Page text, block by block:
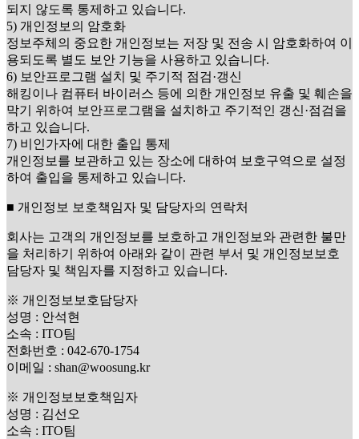
되지 않도록 통제하고 있습니다.
5) 개인정보의 암호화
정보주체의 중요한 개인정보는 저장 및 전송 시 암호화하여 이
용되도록 별도 보안 기능을 사용하고 있습니다.
6) 보안프로그램 설치 및 주기적 점검·갱신
해킹이나 컴퓨터 바이러스 등에 의한 개인정보 유출 및 훼손을
막기 위하여 보안프로그램을 설치하고 주기적인 갱신·점검을
하고 있습니다.
7) 비인가자에 대한 출입 통제
개인정보를 보관하고 있는 장소에 대하여 보호구역으로 설정
하여 출입을 통제하고 있습니다.
■ 개인정보 보호책임자 및 담당자의 연락처
회사는 고객의 개인정보를 보호하고 개인정보와 관련한 불만
을 처리하기 위하여 아래와 같이 관련 부서 및 개인정보보호
담당자 및 책임자를 지정하고 있습니다.
※ 개인정보보호담당자
성명 : 안석현
소속 : ITO팀
전화번호 : 042-670-1754
이메일 : shan@woosung.kr
※ 개인정보보호책임자
성명 : 김선오
소속 : ITO팀